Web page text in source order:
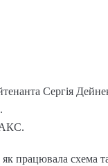
Сергія
працювала схема